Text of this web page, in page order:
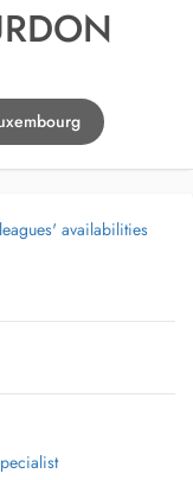
availabilities